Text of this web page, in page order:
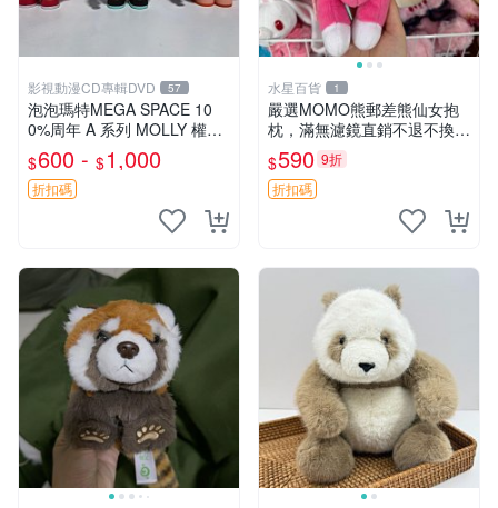
影視動漫CD專輯DVD 57
泡泡瑪特MEGA SPACE 10
0%周年 A 系列 MOLLY 權威
隱藏款 嚴選薄荷巧克力色 80
年代風味 權威推薦 合適收藏
$600 - $1,000
折扣碼
水星百貨 1
嚴選MOMO熊郵差熊仙女抱
枕，滿無濾鏡直銷不退不換
經典造型可愛必備 紅薯啵啵
間抱枕 抱枕 時尚
$590 9折
折扣碼